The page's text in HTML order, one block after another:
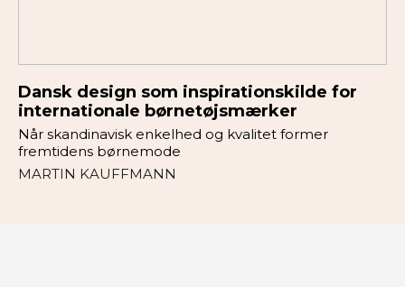
Dansk design som inspirationskilde for
internationale børnetøjsmærker
Når skandinavisk enkelhed og kvalitet former
fremtidens børnemode
MARTIN KAUFFMANN